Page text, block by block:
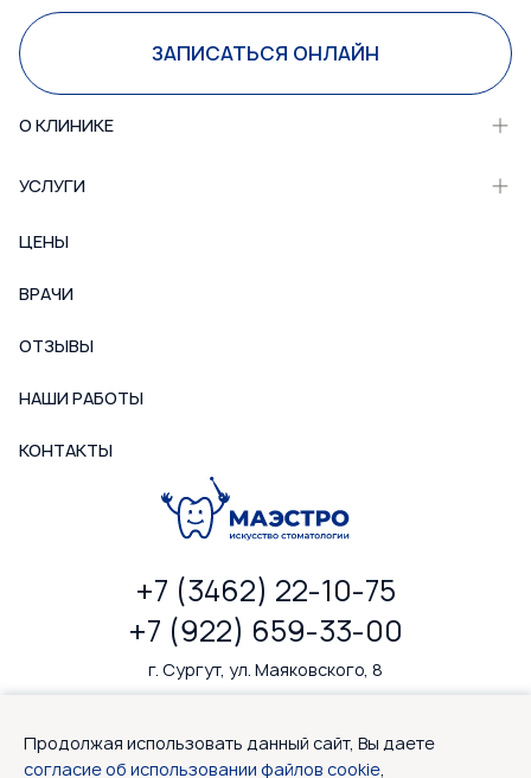
ЗАПИСАТЬСЯ ОНЛАЙН
О КЛИНИКЕ
УСЛУГИ
ЦЕНЫ
ВРАЧИ
ОТЗЫВЫ
НАШИ РАБОТЫ
КОНТАКТЫ
+7 (3462) 22-10-75
+7 (922) 659-33-00
г. Сургут, ул. Маяковского, 8
Продолжая использовать данный сайт, Вы даете
согласие об использовании файлов cookie,